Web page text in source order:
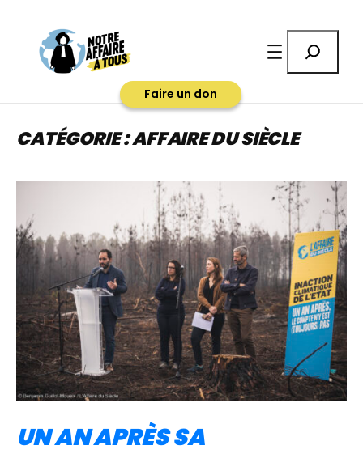
contenu
Faire un don
CATÉGORIE :AFFAIRE DU SIÈCLE
UN AN APRÈS SA